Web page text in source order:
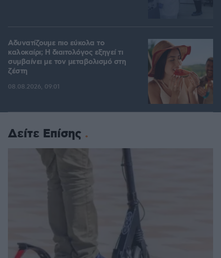
Αδυνατίζουμε πιο εύκολα το
καλοκαίρι; Η διαιτολόγος εξηγεί τι
συμβαίνει με τον μεταβολισμό στη
ζέστη
08.08.2026, 09:01
Δείτε Επίσης